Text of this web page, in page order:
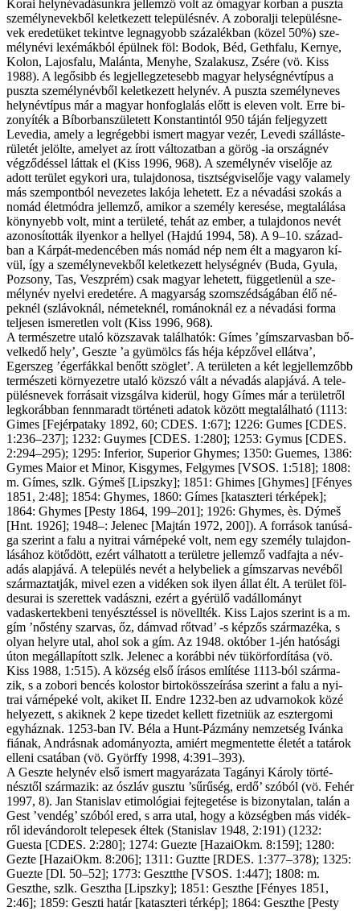
Ko­rai hely­név­adá­sunk­ra jel­lem­ző volt az óma­gyar kor­ban a pusz­ta
sze­mély­ne­vek­ből ke­let­ke­zett te­le­pü­lés­név. A zob­o­ralji te­le­pü­lés­ne­
vek ere­de­tü­ket te­kint­ve leg­na­gyobb szá­za­lék­ban (kö­zel 50%) sze­
mély­né­vi lexémák­ból épül­nek föl: Bodok, Béd, Geth­falu, Kernye,
Kolon, Lajos­falu, Malán­ta, Meny­he, Sza­lakusz, Zsére (vö. Kiss
1988). A leg­ősibb és leg­jel­leg­ze­te­sebb ma­gyar hely­ség­név­tí­pus a
pusz­ta sze­mély­név­ből ke­let­ke­zett hely­név. A pusz­ta sze­mély­ne­ves
hely­név­tí­pus már a ma­gyar hon­fog­la­lás előtt is ele­ven volt. Er­re bi­
zo­nyí­ték a Bíbor­ban­született Kons­tan­tin­tól 950 tá­ján fel­jegy­zett
Leve­di­a, amely a leg­ré­geb­bi is­mert ma­gyar ve­zér, Leve­di szál­lás­te­
rü­let­ét je­löl­te, ame­lyet az írott vál­to­zat­ban a gö­rög -ia országnév
vég­ző­dés­sel lát­tak el (Kiss 1996, 968). A sze­mély­név vi­se­lő­je az
adott te­rü­let egy­ko­ri ura, tu­laj­do­no­sa, tiszt­ség­vi­se­lő­je vagy va­la­mely
más szem­pont­ból ne­ve­ze­tes la­kó­ja le­he­tett. Ez a név­adá­si szo­kás a
no­mád élet­mód­ra jel­lem­ző, ami­kor a sze­mély ke­re­sé­se, meg­ta­lá­lá­sa
köny­­nyebb volt, mint a te­rü­le­té, te­hát az em­ber, a tu­laj­do­nos ne­vét
azo­no­sí­tot­ták ilyen­kor a hel­­lyel (Haj­dú 1994, 58). A 9–10. szá­zad­
ban a Kár­pát-me­den­cé­ben más no­mád nép nem élt a ma­gya­ron kí­
vül, így a sze­mély­ne­vek­ből ke­let­ke­zett hely­ség­név (Bu­da, Gyu­la,
Po­zsony, Tas, Veszp­rém) csak ma­gyar le­he­tett, füg­get­le­nül a sze­
mély­név nyel­vi ere­de­té­re. A ma­gyar­ság szom­széd­sá­gá­ban élő né­
pek­nél (szlá­vok­nál, né­me­tek­nél, ro­má­nok­nál ez a név­adá­si for­ma
tel­je­sen is­me­ret­len volt (Kiss 1996, 968).
A ter­mé­szet­re uta­ló köz­sza­vak ta­lál­ha­tók: Gí­mes ’gím­szarvas­ban bő­
vel­ke­dő hely’, Geszte ’a gyü­mölcs fás hé­ja kép­ző­vel el­lát­va’,
Egerszeg ’éger­fákkal be­nőtt szög­let’. A te­rü­le­ten a két leg­jel­lem­zőbb
ter­mé­sze­ti kör­nye­zet­re uta­ló köz­szó vált a név­adás alap­já­vá. A te­le­
pü­lés­ne­vek for­rá­sa­it vizs­gál­va ki­de­rül, hogy Gí­mes már a te­rü­let­ről
leg­ko­ráb­ban fenn­ma­radt tör­té­ne­ti ada­tok kö­zött meg­ta­lál­ha­tó (1113:
Gimes [Fejérpataky 1892, 60; CDES. 1:67]; 1226: Gumes [CDES.
1:236–237]; 1232: Guymes [CDES. 1:280]; 1253: Gymus [CDES.
2:294–295); 1295: Infe­ri­or, Supe­ri­or Ghymes; 1350: Guemes, 1386:
Gymes Maior et Minor, Kisgymes, Fel­gymes [VSOS. 1:518]; 1808:
m. Gí­mes, szlk. Gýmeš [Lipszky]; 1851: Ghimes [Ghymes] [Fé­nyes
1851, 2:48]; 1854: Ghymes, 1860: Gí­mes [ka­tasz­te­ri tér­ké­pek];
1864: Ghymes [Pesty 1864, 199–201]; 1926: Ghymes, ès. Dýmeš
[Hnt. 1926]; 1948–: Jelenec [Majtán 1972, 200]). A for­rá­sok ta­nú­sá­
ga sze­rint a fa­lu a nyi­trai vár­né­pe­ké volt, nem egy sze­mély tu­laj­don­
lá­sá­hoz kö­tő­dött, ezért vál­ha­tott a te­rü­let­re jel­lem­ző vad­faj­ta a név­
adás alap­já­vá. A te­le­pü­lés ne­vét a hely­be­li­ek a gím­szar­vas ne­vé­ből
szár­maz­tat­ják, mi­vel ezen a vi­dé­ken sok ilyen ál­lat élt. A te­rü­let föl­
des­urai is sze­ret­tek va­dász­ni, ezért a gyé­rü­lő vad­ál­lo­mányt
vadaskertek­beni te­nyész­tés­sel is növellték. Kiss La­jos sze­rint is a m.
gím ’nőstény szar­vas, őz, dám­vad rőt­vad’ -s kép­zős szár­ma­zé­ka, s
olyan hely­re utal, ahol sok a gím. Az 1948. ok­tó­ber 1-jén ha­tó­sá­gi
úton meg­ál­la­pí­tott szlk. Jelenec a ko­ráb­bi név tü­kör­for­dí­tá­sa (vö.
Kiss 1988, 1:515). A köz­ség el­ső írá­sos em­lí­té­se 1113-ból szár­ma­
zik, s a zobori ben­cés ko­los­tor bir­tok­ös­­sze­írá­sa sze­rint a fa­lu a nyi­
trai vár­né­pe­ké volt, aki­ket II. End­re 1232-ben az ud­var­no­kok kö­zé
he­lye­zett, s akik­nek 2 ke­pe ti­ze­det kel­lett fi­zet­ni­ük az esz­ter­go­mi
egy­ház­nak. 1253-ban IV. Bé­la a Hunt-Páz­mány nem­zet­ség Iván­ka
fi­á­nak, And­rás­nak ado­má­nyoz­ta, ami­ért meg­men­tet­te éle­tét a ta­tá­rok
el­le­ni csa­tá­ban (vö. Györffy 1998, 4:391–393).
A Geszte hely­név el­ső is­mert ma­gya­rá­za­ta Tagányi Kár­oly tör­té­
nész­től szár­ma­zik: az ószláv gusz­tu ’sűrűség, er­dő’ szó­ból (vö. Fe­hér
1997, 8). Jan Stanislav eti­mo­ló­gi­ai fej­te­ge­té­se is bi­zony­ta­lan, ta­lán a
Gest ’vendég’ szó­ból ered, s ar­ra utal, hogy a köz­ség­ben más vi­dék­
ről ide­ván­do­rolt te­le­pe­sek él­tek (Stanislav 1948, 2:191) (1232:
Gues­ta [CDES. 2:280]; 1274: Guezte [HazaiOkm. 8:159]; 1280:
Gezte [HazaiOkm. 8:206]; 1311: Guztte [RDES. 1:377–378); 1325:
Guezte [Dl. 50–52]; 1773: Geszt­the [VSOS. 1:447]; 1808: m.
Geszthe, szlk. Gesztha [Lipszky]; 1851: Geszthe [Fé­nyes 1851,
2:46]; 1859: Gesz­ti ha­tár [ka­tasz­te­ri tér­kép]; 1864: Geszthe [Pesty